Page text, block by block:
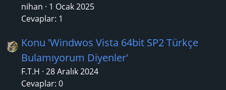
nihan
1 Ocak 2025
Cevaplar: 1
Konu 'Windwos Vista 64bit SP2 Türkçe
Bulamıyorum Diyenler'
F.T.H 28 Aralık 2024
Cevaplar: 0